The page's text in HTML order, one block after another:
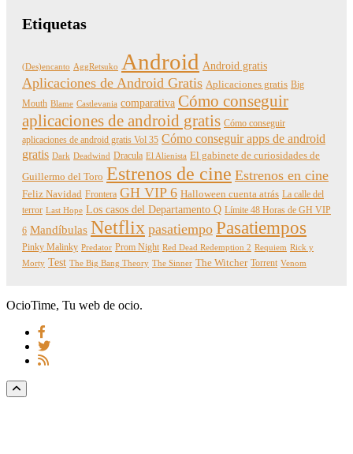
Etiquetas
(Des)encanto AggRetsuko Android Android gratis
Aplicaciones de Android Gratis Aplicaciones gratis Big
Mouth Blame Castlevania comparativa Cómo conseguir
aplicaciones de android gratis Cómo conseguir
aplicaciones de android gratis Vol 35 Cómo conseguir apps de android
gratis Dark Deadwind Dracula El Alienista El gabinete de curiosidades de
Guillermo del Toro Estrenos de cine Estrenos en cine
Feliz Navidad Frontera GH VIP 6 Halloween cuenta atrás La calle del
terror Last Hope Los casos del Departamento Q Límite 48 Horas de GH VIP
6 Mandíbulas Netflix pasatiempo Pasatiempos
Pinky Malinky Predator Prom Night Red Dead Redemption 2 Requiem Rick y
Morty Test The Big Bang Theory The Sinner The Witcher Torrent Venom
OcioTime, Tu web de ocio.